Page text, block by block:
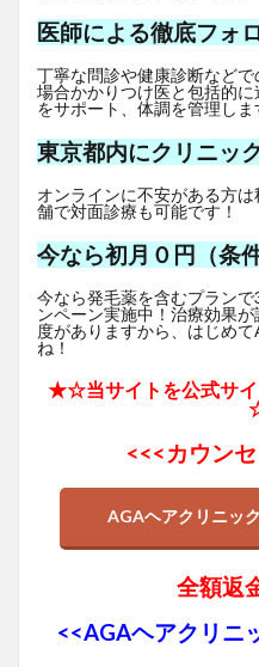
医師による徹底フォ
丁寧な問診や健康診断など
場合かかりつけ医と包括的
をサポート、体調を管理しま
東京都内にクリニッ
オンラインに不安がある方
舗で対面診療も可能です！
今なら初月０円（条
今なら発毛薬を含むプラン
ンペーン実施中！治療効果
度がありますから、はじめ
ね！
★☆当サイトを公式サイ
<<<カウン
AGAヘアクリニッ
全額返
<<AGAヘアクリニ